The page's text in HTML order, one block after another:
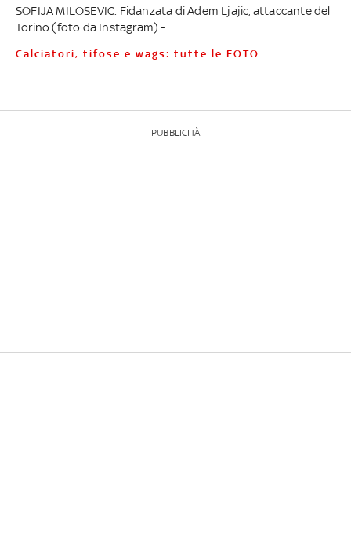
SOFIJA MILOSEVIC. Fidanzata di Adem Ljajic, attaccante del
Torino (foto da Instagram) -
Calciatori, tifose e wags: tutte le FOTO
PUBBLICITÀ